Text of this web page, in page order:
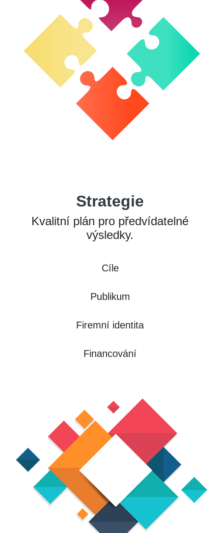
Strategie
Kvalitní plán pro předvídatelné
výsledky.
Cíle
Publikum
Firemní identita
Financování